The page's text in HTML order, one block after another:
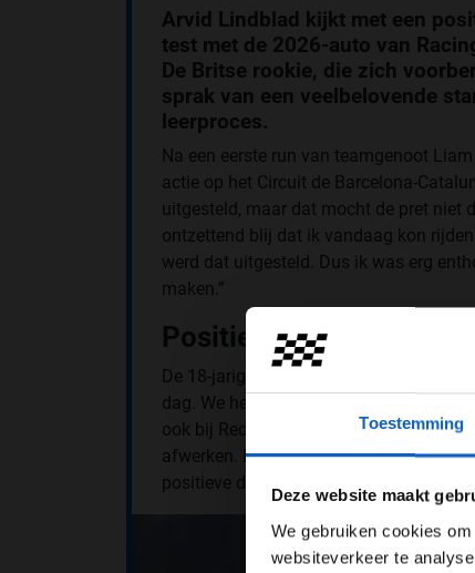
Toestemming
Deze website maakt
We gebruiken cookies
websiteverkeer te
Arvid Lindblad kijkt met een
test met de 2026-auto van
De Britse rookie, die zich
sprak van een veelbelovende
leerproces.
Na een eerste run van teamgenoot
actie op het Circuit de Barcelona-
uitgesteld, maar dat mocht de pret niet
ontzettend blij dat ik vandaag kon
werd dat uitgesteld. Dus ik was erg
maken.”
Positieve dag
De 18-jarige coureur prees het team
dag. We hebben zonder grote
ook bij Red Bull Powertrains en Ford
afwerken. Er zijn nog wat punten om
positieve dag.”